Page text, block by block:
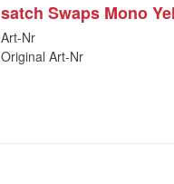
satch Swaps Mono
Art-Nr
Original Art-Nr